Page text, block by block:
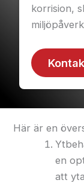
korrision,
Här är en
en
att